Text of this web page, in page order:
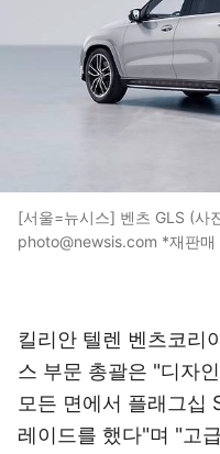
[서울=뉴시스] 벤츠 GLS (사
photo@newsis.com *재판매
킬리안 텔렌 벤츠코리
스 부문 총괄은 "디자
모든 면에서 플래그십
레이드를 했다"며 "고